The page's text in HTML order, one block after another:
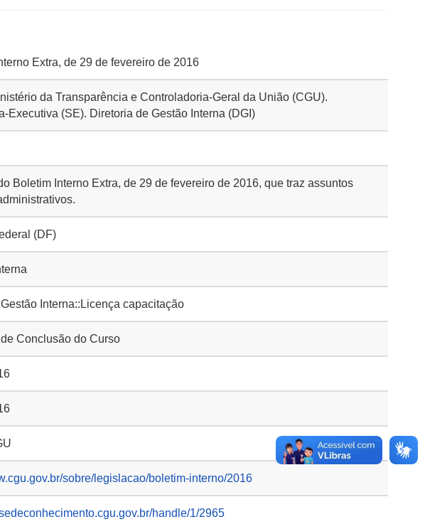
Extra, de 29 de fevereiro de 2016
da Transparência e Controladoria-Geral da União (CGU).
Executiva (SE). Diretoria de Gestão Interna (DGI)
Boletim Interno Extra, de 29 de fevereiro de 2016, que traz assuntos
(DF)
Interna::Licença capacitação
Conclusão do Curso
sobre/legislacao/boletim-interno/2016
handle/1/2965